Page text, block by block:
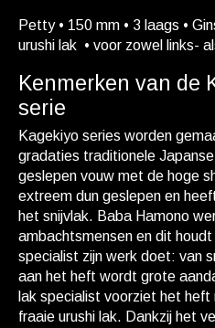
Petty • 150 mm • 3 laags •
urushi lak • voor zowel links-
Kenmerken van de
serie
Kagekiyo series worden
gradaties traditionele
geslepen vouw met de hoge
extreem dun geslepen en
het snijvlak. Baba Hamono
ambachtsmensen en dit
specialist zijn werk doet: van
aan het heft wordt grote
lak specialist voorziet het
fraaie urushi lak. Dankzij het